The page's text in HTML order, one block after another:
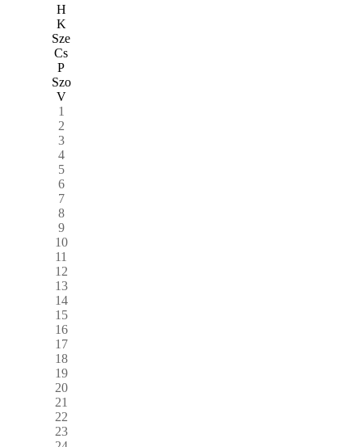
H
K
Sze
Cs
P
Szo
V
1
2
3
4
5
6
7
8
9
10
11
12
13
14
15
16
17
18
19
20
21
22
23